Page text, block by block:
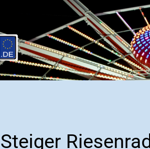
Steiger Riesenrad